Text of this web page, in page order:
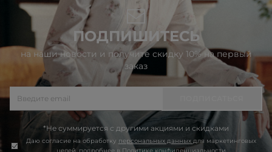
ПОДПИШИТЕСЬ
на наши новости и получите скидку 10% на первый
заказ
*Не суммируется с другими акциями и скидками
Даю согласие на обработку персональных данных для маркетинговых